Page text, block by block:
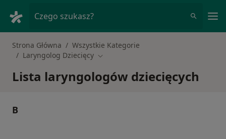
Czego szukasz?
Strona Główna
Wszystkie Kategorie
Laryngolog Dziecięcy Zmień miasto
Lista laryngologów dziecięcych
B